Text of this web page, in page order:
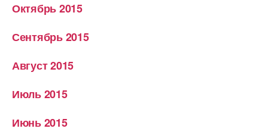
Октябрь 2015
Сентябрь 2015
Август 2015
Июль 2015
Июнь 2015